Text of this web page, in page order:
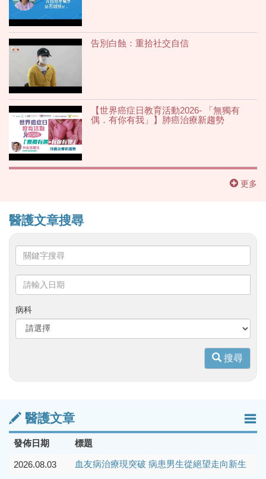
告別白蝕：重拾社交自信
【世界癌症日教育活動2026- 「無獨有
偶．有你有我」】肺癌治療新趨勢
更多
醫護文章搜尋
鍵
字
輸
入
日
病科
搜尋
醫護文章
發佈日期 標題
2026.08.03 血友病治療現突破 病患男生從絕望走向新生